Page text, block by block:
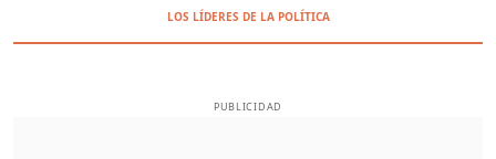
LOS LÍDERES DE LA POLÍTICA
PUBLICIDAD